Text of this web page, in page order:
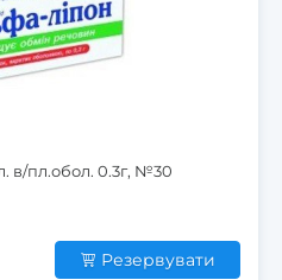
в/пл.обол. 0.3г, №30
Резервувати